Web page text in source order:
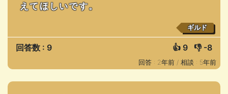
えてほしいです。
ギルド
回答数 : 9 👍 9 👎 -8
回答 : 2年前 / 相談 : 5年前